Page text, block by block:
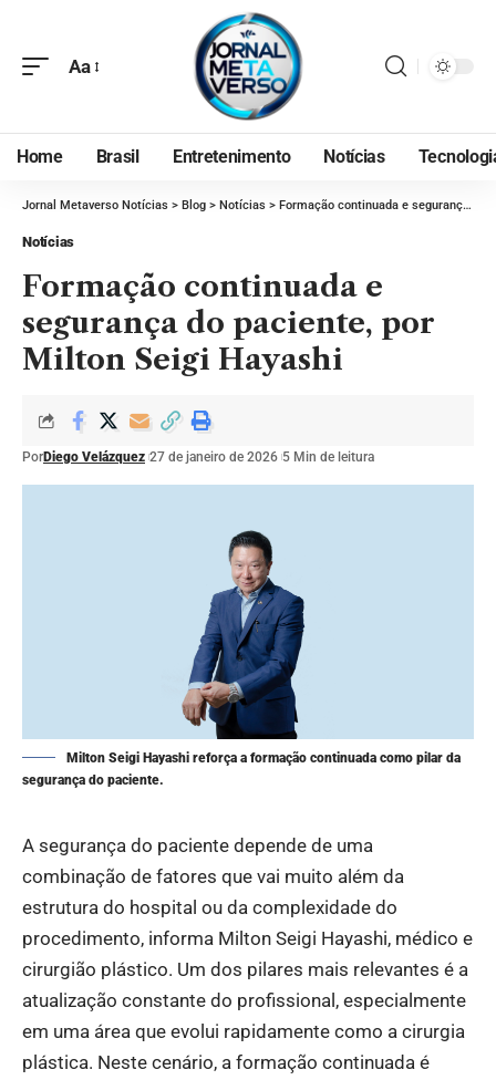
Aa
Home Brasil Entretenimento Notícias
Jornal Metaverso Notícias > Blog > Notícias > Formação continuada e segurança do paciente, por Milton Seigi Hayashi
Notícias
Formação continuada e
segurança do paciente, por
Milton Seigi Hayashi
PorDiego Velázquez 27 de janeiro de 2026 5 Min de leitura
Milton Seigi Hayashi reforça a formação continuada como pilar da
segurança do paciente.
A segurança do paciente depende de uma
combinação de fatores que vai muito além da
estrutura do hospital ou da complexidade do
procedimento, informa Milton Seigi Hayashi, médico e
cirurgião plástico. Um dos pilares mais relevantes é a
atualização constante do profissional, especialmente
em uma área que evolui rapidamente como a cirurgia
plástica. Neste cenário, a formação continuada é